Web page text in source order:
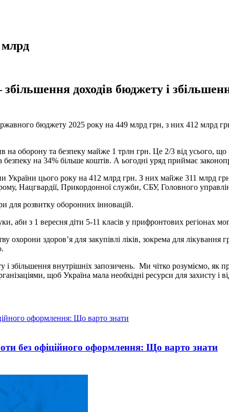
доходів бюджету і
бюджету 2025 року на 449 млрд грн, з них 412 млрд
на оборону та безпеку майже 1 трлн грн. Це 2/3 від усього,
на 34% більше коштів. А ьогодні уряд приймає
цього року на 412 млрд грн. З них майже 311 млрд
Нацгвардії, Прикордонної служби, СБУ, Головного
для розвитку оборонних інновацій.
аби з 1 вересня діти 5-11 класів у прифронтових регіонах
охорони здоров’я для закупівлі ліків, зокрема для
збільшення внутрішніх запозичень. Ми чітко розуміємо, як
щоб Україна мала необхідні ресурси для захисту і
без офіційного оформлення: Що варто знати